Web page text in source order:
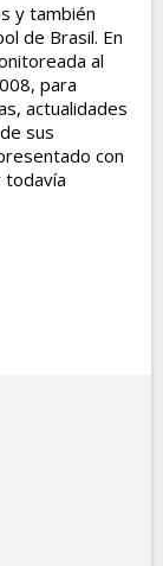
y también
de Brasil. En
al
para
actualidades
sus
con
todavía